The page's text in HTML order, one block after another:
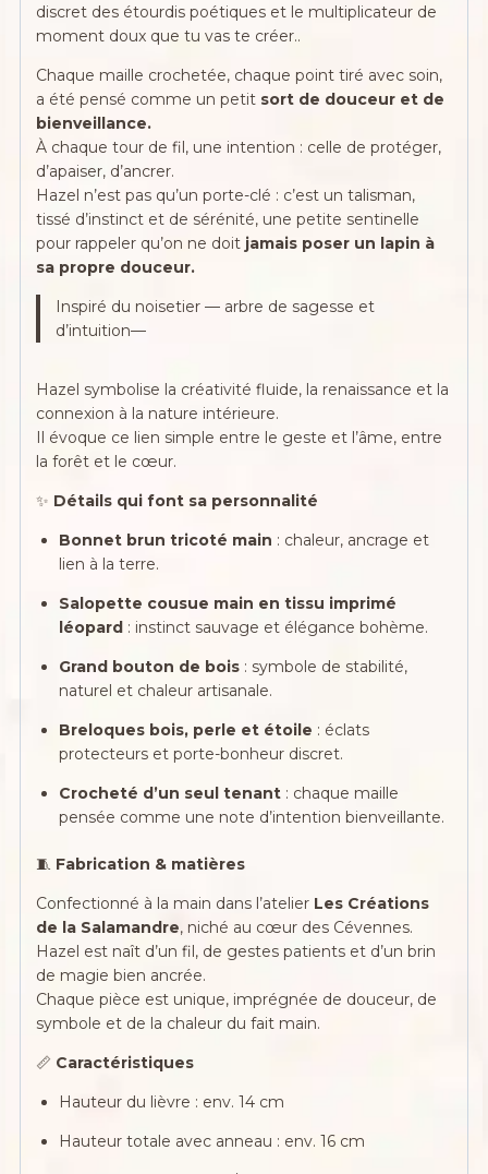
discret des étourdis poétiques et le multiplicateur de
moment doux que tu vas te créer..
Chaque maille crochetée, chaque point tiré avec soin,
a été pensé comme un petit sort de douceur et de
bienveillance.
À chaque tour de fil, une intention : celle de protéger,
d’apaiser, d’ancrer.
Hazel n’est pas qu’un porte-clé : c’est un talisman,
tissé d’instinct et de sérénité, une petite sentinelle
pour rappeler qu’on ne doit jamais poser un lapin à
sa propre douceur.
Inspiré du noisetier — arbre de sagesse et
d’intuition—
Hazel symbolise la créativité fluide, la renaissance et la
connexion à la nature intérieure.
Il évoque ce lien simple entre le geste et l’âme, entre
la forêt et le cœur.
✨ Détails qui font sa personnalité
Bonnet brun tricoté main : chaleur, ancrage et
lien à la terre.
Salopette cousue main en tissu imprimé
léopard : instinct sauvage et élégance bohème.
Grand bouton de bois : symbole de stabilité,
naturel et chaleur artisanale.
Breloques bois, perle et étoile : éclats
protecteurs et porte-bonheur discret.
Crocheté d’un seul tenant : chaque maille
pensée comme une note d’intention bienveillante.
🧵 Fabrication & matières
Confectionné à la main dans l’atelier Les Créations
de la Salamandre, niché au cœur des Cévennes.
Hazel est naît d’un fil, de gestes patients et d’un brin
de magie bien ancrée.
Chaque pièce est unique, imprégnée de douceur, de
symbole et de la chaleur du fait main.
📏 Caractéristiques
Hauteur du lièvre : env. 14 cm
Hauteur totale avec anneau : env. 16 cm